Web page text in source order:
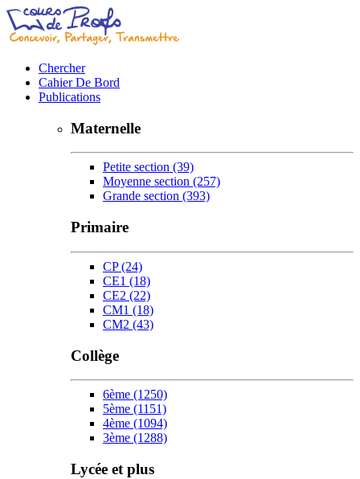
Chercher
Cahier De Bord
Publications
Maternelle
Petite section (39)
Moyenne section (257)
Grande section (393)
Primaire
CP(24)
CE1 (18)
CE2 (22)
CM1 (18)
CM2 (43)
Collège
6ème (1250)
5ème (1151)
4ème (1094)
3ème (1288)
Lycée et plus